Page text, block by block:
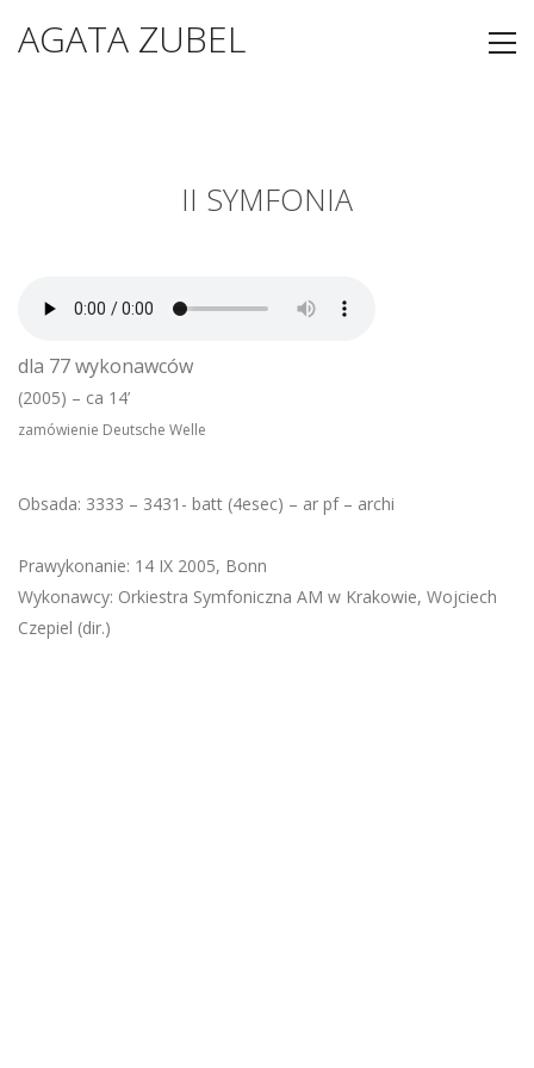
AGATA ZUBEL
II SYMFONIA
dla 77 wykonawców
(2005) – ca 14’
zamówienie Deutsche Welle
Obsada: 3333 – 3431- batt (4esec) – ar pf – archi
Prawykonanie: 14 IX 2005, Bonn
Wykonawcy: Orkiestra Symfoniczna AM w Krakowie, Wojciech
Czepiel (dir.)